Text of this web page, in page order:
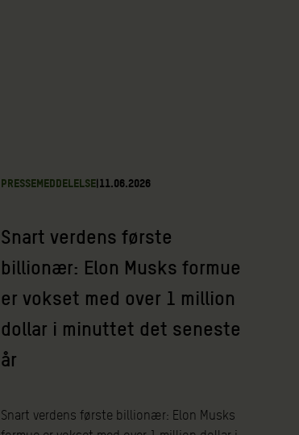
PRESSEMEDDELELSE|11.06.2026
Snart verdens første
billionær: Elon Musks formue
er vokset med over 1 million
dollar i minuttet det seneste
år
Snart verdens første billionær: Elon Musks